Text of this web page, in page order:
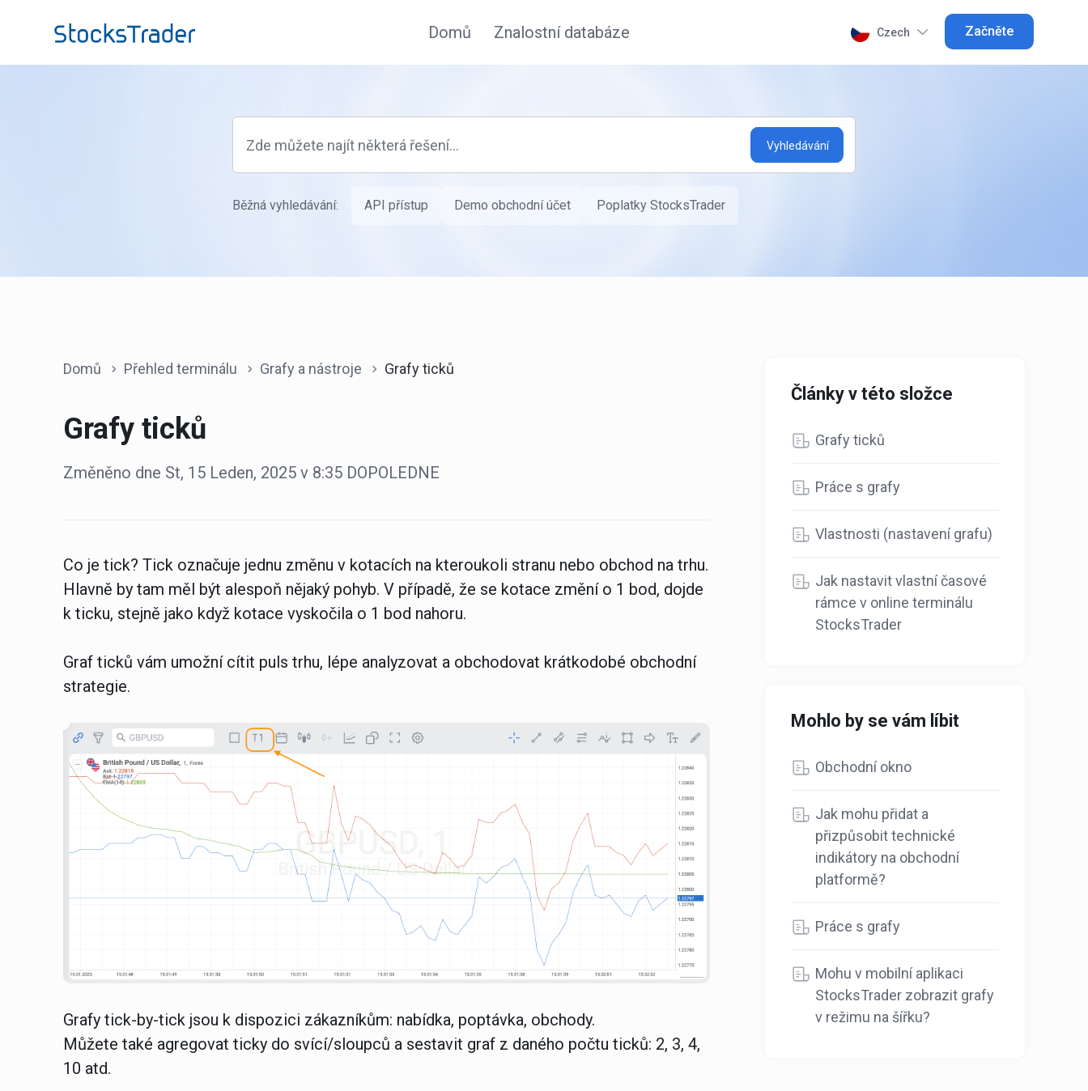
Domů Znalostní databáze Czech Začněte
Běžná vyhledávání: API přístup Demo obchodní účet Poplatky StocksTrader
Domů Přehled terminálu Grafy a nástroje Grafy ticků
Grafy ticků
Změněno dne St, 15 Leden, 2025 v 8:35 DOPOLEDNE
Co je tick? Tick označuje jednu změnu v kotacích na kteroukoli stranu nebo obchod na trhu.
Hlavně by tam měl být alespoň nějaký pohyb. V případě, že se kotace změní o 1 bod, dojde
k ticku, stejně jako když kotace vyskočila o 1 bod nahoru.
Graf ticků vám umožní cítit puls trhu, lépe analyzovat a obchodovat krátkodobé obchodní
strategie.
Grafy tick-by-tick jsou k dispozici zákazníkům: nabídka, poptávka, obchody.
Můžete také agregovat ticky do svící/sloupců a sestavit graf z daného počtu ticků: 2, 3, 4,
10 atd.
Články v této složce
Grafy ticků
Práce s grafy
Vlastnosti (nastavení grafu)
Jak nastavit vlastní časové
rámce v online terminálu
StocksTrader
Mohlo by se vám líbit
Obchodní okno
Jak mohu přidat a
přizpůsobit technické
indikátory na obchodní
platformě?
Práce s grafy
Mohu v mobilní aplikaci
StocksTrader zobrazit grafy
v režimu na šířku?